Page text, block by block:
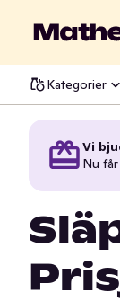
Kategorier
Vi
Nu